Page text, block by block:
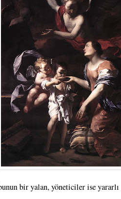
bir yalan, yöneticiler ise